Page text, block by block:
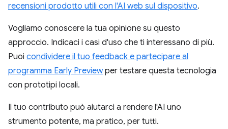
recensioni prodotto utili con l'AI web sul dispositivo.
Vogliamo conoscere la tua opinione su questo
approccio. Indicaci i casi d'uso che ti interessano di più.
Puoi condividere il tuo feedback e partecipare al
programma Early Previewper testare questa tecnologia
con prototipi locali.
Il tuo contributo può aiutarci a rendere l'AI uno
strumento potente, ma pratico, per tutti.